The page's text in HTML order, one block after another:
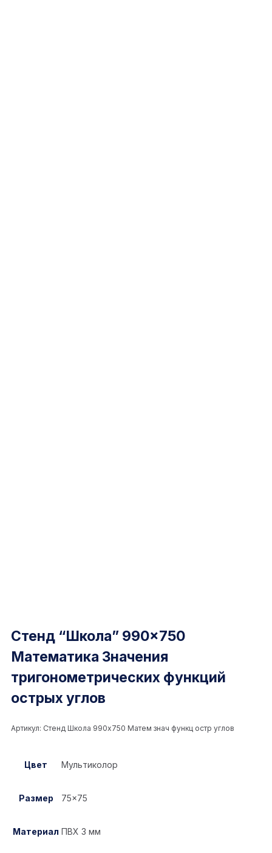
Стенд “Школа” 990×750
Математика Значения
тригонометрических функций
острых углов
Артикул: Стенд Школа 990x750 Матем знач функц остр углов
Цвет Мультиколор
Размер 75×75
Материал ПВХ 3 мм